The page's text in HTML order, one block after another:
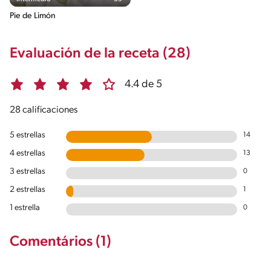
Pie de Limón
Evaluación de la receta (28)
4.4 de 5
28 calificaciones
5 estrellas 14
4 estrellas 13
3 estrellas 0
2 estrellas 1
1 estrella 0
Comentários (1)